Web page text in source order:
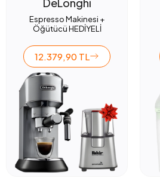
Espresso Makinesi +
Öğütücü HEDİYELİ
12.379,90 TL